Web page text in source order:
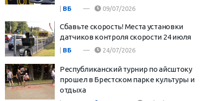
| ВБ 09/07/2026
Сбавьте скорость! Места установки
датчиков контроля скорости 24 июля
| ВБ 24/07/2026
Республиканский турнир по айсштоку
прошел в Брестском парке культуры и
отдыха